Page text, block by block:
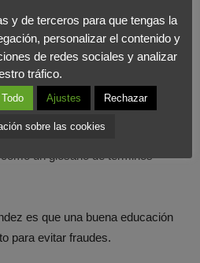
una serie de engaños,
con el sector financiero
a tiempo para no caer en
consejos útiles para evitar este
un glosario de términos
es que una buena educación
para evitar fraudes.
y de terceros para que tengas la
personalizar el contenido y
de redes sociales y analizar
tráfico.
Ajustes Rechazar
sobre las cookies